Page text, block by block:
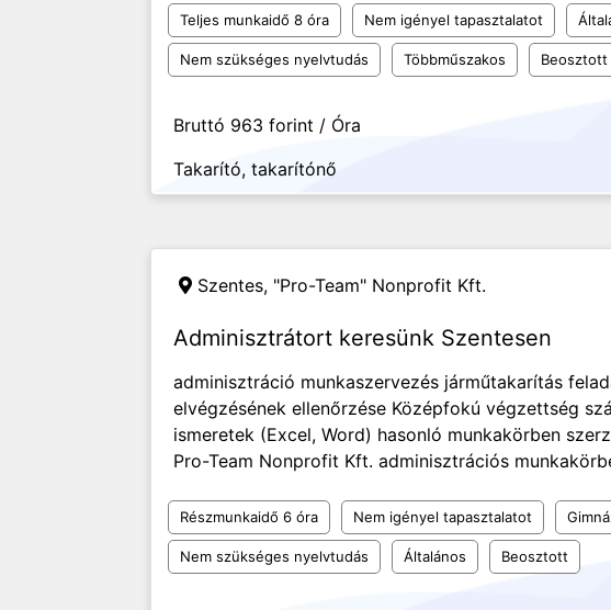
Teljes munkaidő 8 óra Nem igényel tapasztalatot
Nem szükséges nyelvtudás Többműszakos Beosztott
Bruttó 963 forint / Óra
Takarító, takarítónő
Szentes, "Pro-Team" Nonprofit Kft.
Adminisztrátort keresünk Szentesen
adminisztráció munkaszervezés járműtakarítás
elvégzésének ellenőrzése Középfokú végzettség
ismeretek (Excel, Word) hasonló munkakörben
Pro-Team Nonprofit Kft. adminisztrációs
Részmunkaidő 6 óra Nem igényel tapasztalatot
Nem szükséges nyelvtudás Általános Beosztott